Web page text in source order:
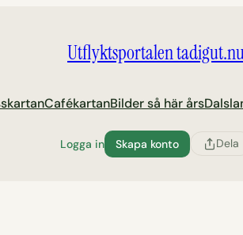
Utflyktsportalen
CafékartanBilder så här års
Logga in Skapa konto Dela